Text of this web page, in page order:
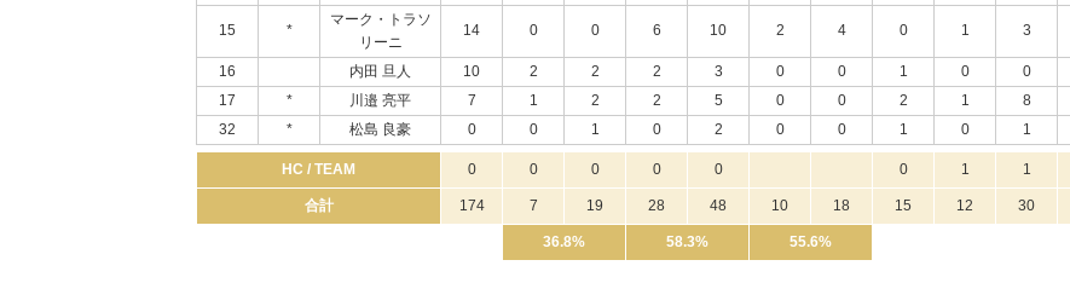
15 *
マーク・トラソ
リーニ
14 0 0 6 10 2 4 0 1 3
16 内田 旦人 10 2 2 2 3 0 0 1 0 0
17
* 川邉 亮平 7 1 2 2 5 0 0 2 1 8
32
* 松島 良豪 0 0 1 0 2 0 0 1 0 1
HC / TEAM 0 0 0 0 0 0 1 1
合計 174 7 19 28 48 10 18 15 12 30
36.8% 58.3% 55.6%